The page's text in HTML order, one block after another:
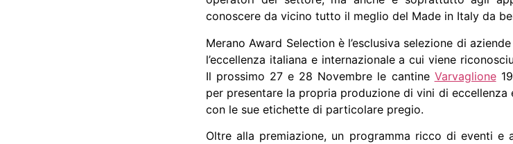
conoscere da vicino tutto il meglio del Made in Italy da
Merano Award Selection è l’esclusiva selezione di
l’eccellenza italiana e internazionale a cui viene
Il prossimo 27 e 28 Novembre le cantine Varvaglione
per presentare la propria produzione di vini di
con le sue etichette di particolare pregio.
Oltre alla premiazione, un programma ricco di eventi e